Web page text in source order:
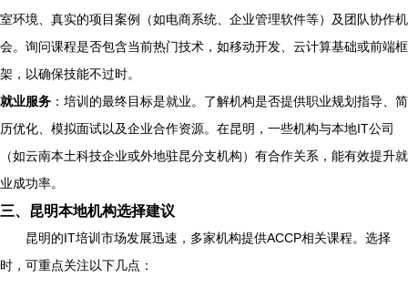
室环境、真实的项目案例（如电商系统、企业管理软件等）及团队协作机
会。询问课程是否包含当前热门技术，如移动开发、云计算基础或前端框
架，以确保技能不过时。
就业服务 ：培训的最终目标是就业。了解机构是否提供职业规划指导、简
历优化、模拟面试以及企业合作资源。在昆明，一些机构与本地IT公司
（如云南本土科技企业或外地驻昆分支机构）有合作关系，能有效提升就
业成功率。
三、昆明本地机构选择建议
昆明的IT培训市场发展迅速，多家机构提供ACCP相关课程。选择
时，可重点关注以下几点：